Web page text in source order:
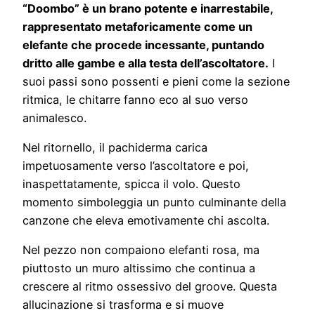
“Doombo” è un brano potente e inarrestabile,
rappresentato metaforicamente come un
elefante che procede incessante, puntando
dritto alle gambe e alla testa dell’ascoltatore. I
suoi passi sono possenti e pieni come la sezione
ritmica, le chitarre fanno eco al suo verso
animalesco.
Nel ritornello, il pachiderma carica
impetuosamente verso l’ascoltatore e poi,
inaspettatamente, spicca il volo. Questo
momento simboleggia un punto culminante della
canzone che eleva emotivamente chi ascolta.
Nel pezzo non compaiono elefanti rosa, ma
piuttosto un muro altissimo che continua a
crescere al ritmo ossessivo del groove. Questa
allucinazione si trasforma e si muove